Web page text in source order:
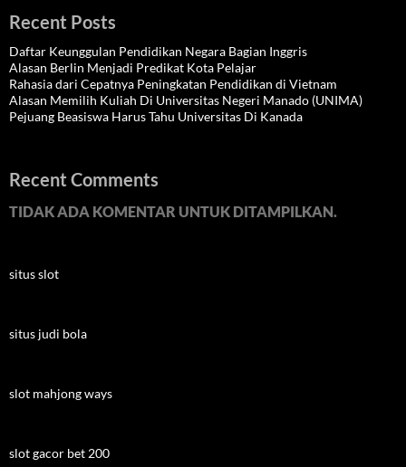
Recent Posts
Daftar Keunggulan Pendidikan Negara Bagian Inggris
Alasan Berlin Menjadi Predikat Kota Pelajar
Rahasia dari Cepatnya Peningkatan Pendidikan di Vietnam
Alasan Memilih Kuliah Di Universitas Negeri Manado (UNIMA)
Pejuang Beasiswa Harus Tahu Universitas Di Kanada
Recent Comments
TIDAK ADA KOMENTAR UNTUK DITAMPILKAN.
situs slot
situs judi bola
slot mahjong ways
slot gacor bet 200